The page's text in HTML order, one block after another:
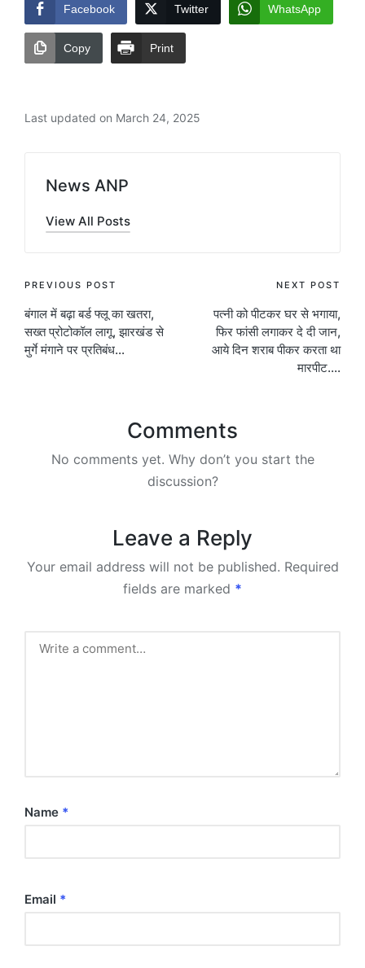
Facebook Twitter WhatsApp
Copy Print
Last updated on March 24, 2025
News ANP
View All Posts
Post
navigation
PREVIOUS POST
बंगाल में बढ़ा बर्ड फ्लू का खतरा,
सख्त प्रोटोकॉल लागू, झारखंड से
मुर्गे मंगाने पर प्रतिबंध…
NEXT POST
पत्नी को पीटकर घर से भगाया,
फिर फांसी लगाकर दे दी जान,
आये दिन शराब पीकर करता था
मारपीट….
Comments
No comments yet. Why don’t you start the
discussion?
Leave a Reply
Your email address will not be published. Required
fields are marked *
Name *
Email *